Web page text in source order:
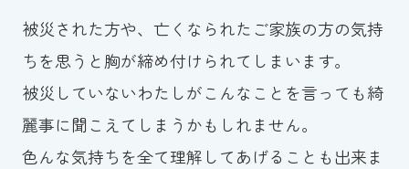
被災された方や、亡くなられたご家族の方の気持
ちを思うと胸が締め付けられてしまいます。
被災していないわたしがこんなことを言っても綺
麗事に聞こえてしまうかもしれません。
色んな気持ちを全て理解してあげることも出来ま